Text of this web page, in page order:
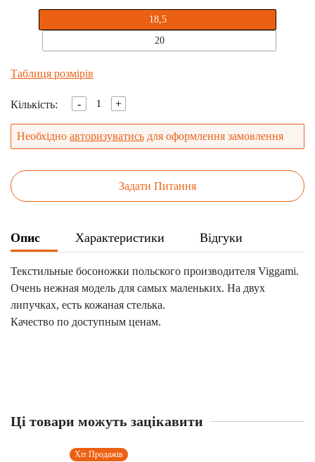
18,5
20
Таблиця розмірів
Кількість: - +
Необхідно авторизуватись для оформлення замовлення
Задати Питання
Опис Характеристики Відгуки
Текстильные босоножки польского производителя Viggami.
Очень нежная модель для самых маленьких. На двух
липучках, есть кожаная стелька.
Качество по доступным ценам.
Ці товари можуть зацікавити
Хіт Продажів